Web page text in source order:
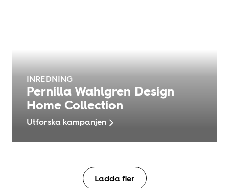
INREDNING
Pernilla Wahlgren Design
Home Collection
Utforska kampanjen
Ladda fler